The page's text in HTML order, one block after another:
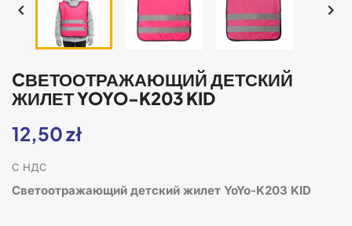
 
CВЕТООТРАЖАЮЩИЙ ДЕТСКИЙ
ЖИЛЕТ YOYO-K203 KID
12,50 zł
С НДС
Cветоотражающий детский жилет YoYo-K203 KID